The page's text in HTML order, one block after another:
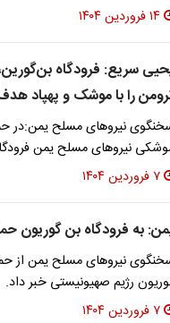
۱۴ فروردین ۱۴۰۴
سریع: فرودگاه بن‌گورین،
را با موشک و پهپاد
نیروهای مسلح یمن:در
نیروهای مسلح یمن
۷ فروردین ۱۴۰۴
به فرودگاه بن گوریون
نیروهای مسلح یمن از
رژیم صهیونیستی خبر داد.
۷ فروردین ۱۴۰۴